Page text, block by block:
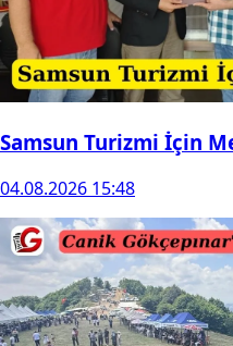
Samsun Turizmi İçin
04.08.2026 15:48